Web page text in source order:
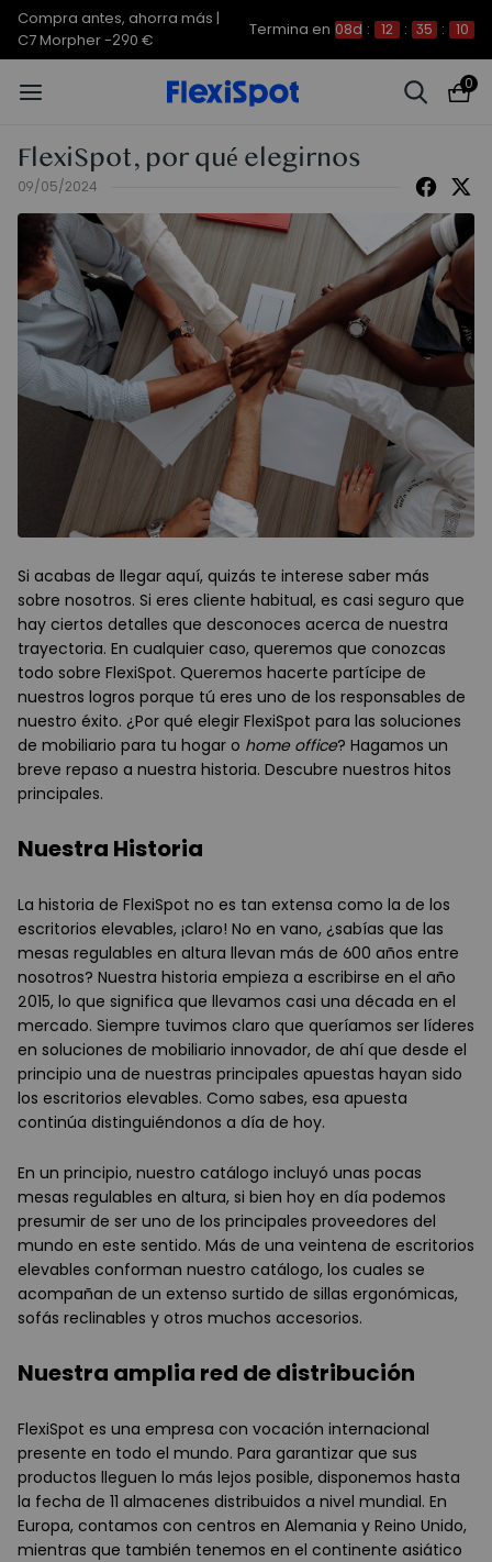
Compra antes, ahorra más |
C7 Morpher -290 €
Termina en 08d : 12 : 35 : 10
0
FlexiSpot, por qué elegirnos
09/05/2024
Si acabas de llegar aquí, quizás te interese saber más
sobre nosotros. Si eres cliente habitual, es casi seguro que
hay ciertos detalles que desconoces acerca de nuestra
trayectoria. En cualquier caso, queremos que conozcas
todo sobre FlexiSpot. Queremos hacerte partícipe de
nuestros logros porque tú eres uno de los responsables de
nuestro éxito. ¿Por qué elegir FlexiSpot para las soluciones
de mobiliario para tu hogar o home office? Hagamos un
breve repaso a nuestra historia. Descubre nuestros hitos
principales.
Nuestra Historia
La historia de FlexiSpot no es tan extensa como la de los
escritorios elevables, ¡claro! No en vano, ¿sabías que las
mesas regulables en altura llevan más de 600 años entre
nosotros? Nuestra historia empieza a escribirse en el año
2015, lo que significa que llevamos casi una década en el
mercado. Siempre tuvimos claro que queríamos ser líderes
en soluciones de mobiliario innovador, de ahí que desde el
principio una de nuestras principales apuestas hayan sido
los escritorios elevables. Como sabes, esa apuesta
continúa distinguiéndonos a día de hoy.
En un principio, nuestro catálogo incluyó unas pocas
mesas regulables en altura, si bien hoy en día podemos
presumir de ser uno de los principales proveedores del
mundo en este sentido. Más de una veintena de escritorios
elevables conforman nuestro catálogo, los cuales se
acompañan de un extenso surtido de sillas ergonómicas,
sofás reclinables y otros muchos accesorios.
Nuestra amplia red de distribución
FlexiSpot es una empresa con vocación internacional
presente en todo el mundo. Para garantizar que sus
productos lleguen lo más lejos posible, disponemos hasta
la fecha de 11 almacenes distribuidos a nivel mundial. En
Europa, contamos con centros en Alemania y Reino Unido,
mientras que también tenemos en el continente asiático